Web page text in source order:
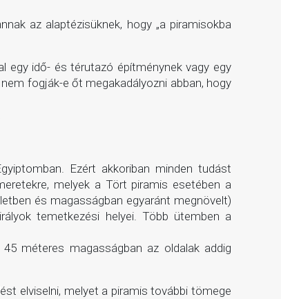
az alaptézisüknek, hogy „a piramisokba
egy idő- és térutazó építménynek vagy egy
fogják-e őt megakadályozni abban, hogy
Ezért akkoriban minden tudást
melyek a Tört piramis esetében a
és magasságban egyaránt megnövelt)
temetkezési helyei. Több ütemben a
méteres magasságban az oldalak addig
elviselni, melyet a piramis további tömege